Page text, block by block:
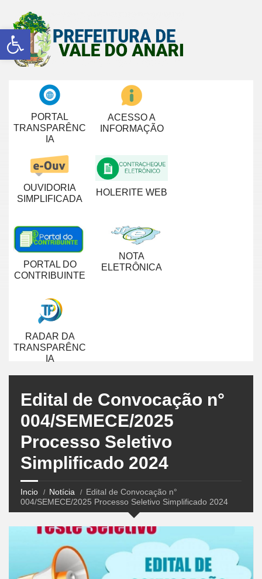
Abrir a barra de ferramentas
PORTAL
TRANSPARÊNC
IA
ACESSO A
INFORMAÇÃO
OUVIDORIA
SIMPLIFICADA
HOLERITE WEB
PORTAL DO
CONTRIBUINTE
NOTA
ELETRÔNICA
RADAR DA
TRANSPARÊNC
IA
Edital de Convocação n°
004/SEMECE/2025
Processo Seletivo
Simplificado 2024
Incio Notícia
Edital de Convocação n°
004/SEMECE/2025 Processo Seletivo Simplificado 2024